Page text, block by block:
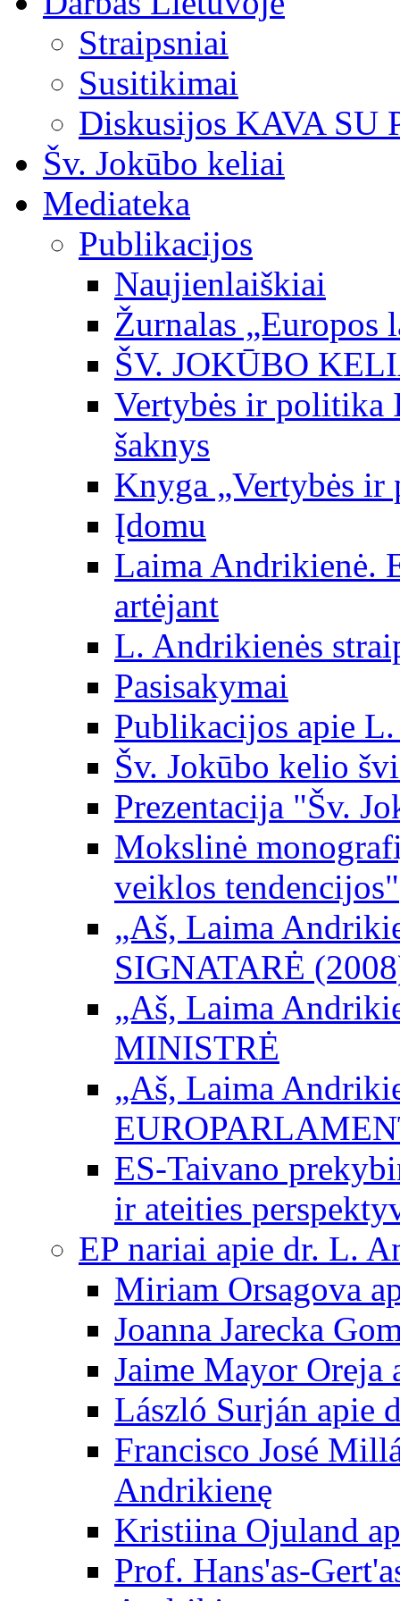
Straipsniai
Susitikimai
Diskusijos KAVA SU
Šv. Jokūbo keliai
Mediateka
Publikacijos
Naujienlaiškiai
Žurnalas „Europos
ŠV. JOKŪBO
Vertybės ir politika
šaknys
Knyga „Vertybės
Įdomu
Laima Andrikienė.
artėjant
L. Andrikienės
Pasisakymai
Publikacijos apie
Šv. Jokūbo kelio
Prezentacija "Šv.
Mokslinė
veiklos tendencijos"
„Aš, Laima
SIGNATARĖ
„Aš, Laima
MINISTRĖ
„Aš, Laima
ES-Taivano
ir ateities
EP nariai apie dr. L.
Miriam Orsagova
Joanna Jarecka
Jaime Mayor Oreja
László Surján apie
Francisco José
Andrikienę
Kristiina Ojuland
Prof. Hans'as-